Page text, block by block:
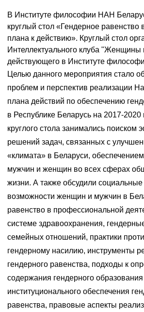
В Институте философии НАН
круглый стол «Гендерное равенство
плана к действию». Круглый стол
Интеллектуального клуба
действующего в Институте
Целью данного мероприятия стало
проблем и перспектив реализации
плана действий по обеспечению
в Республике Беларусь на 2017-
круглого стола занимались поиском
решений задач, связанных с
«климата» в Беларуси,
мужчин и женщин во всех сферах
жизни. А также обсудили
возможности женщин и мужчин в
равенство в профессиональной
системе здравоохранения,
семейных отношений, практики
гендерному насилию, инструменты
гендерного равенства, подходы к
содержания гендерного
институционального обеспечения
равенства, правовые аспекты